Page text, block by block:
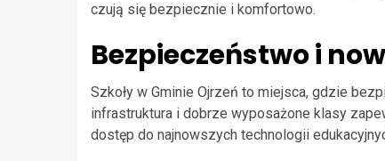
czują się bezpiecznie i komfortowo.
Bezpieczeństwo i
Szkoły w Gminie Ojrzeń to miejsca, gdzie
infrastruktura i dobrze wyposażone klasy
dostęp do najnowszych technologii